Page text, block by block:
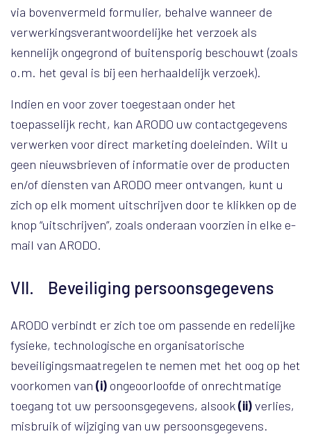
via bovenvermeld formulier, behalve wanneer de
verwerkingsverantwoordelijke het verzoek als
kennelijk ongegrond of buitensporig beschouwt (zoals
o.m. het geval is bij een herhaaldelijk verzoek).
Indien en voor zover toegestaan onder het
toepasselijk recht, kan ARODO uw contactgegevens
verwerken voor direct marketing doeleinden. Wilt u
geen nieuwsbrieven of informatie over de producten
en/of diensten van ARODO meer ontvangen, kunt u
zich op elk moment uitschrijven door te klikken op de
knop “uitschrijven”, zoals onderaan voorzien in elke e-
mail van ARODO.
VII. Beveiliging persoonsgegevens
ARODO verbindt er zich toe om passende en redelijke
fysieke, technologische en organisatorische
beveiligingsmaatregelen te nemen met het oog op het
voorkomen van (i) ongeoorloofde of onrechtmatige
toegang tot uw persoonsgegevens, alsook(ii)verlies,
misbruik of wijziging van uw persoonsgegevens.